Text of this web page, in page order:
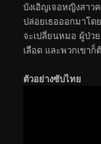
บังเอิญเจอหญิงสาว
ปล่อยเธอออกมาโด
จะเปลี่ยนหมอ ผู้ป่ว
เลือด และพวกเขา
ตัวอย่างซับไทย